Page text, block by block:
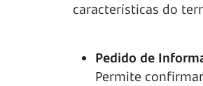
características do
Pedido de
Permite